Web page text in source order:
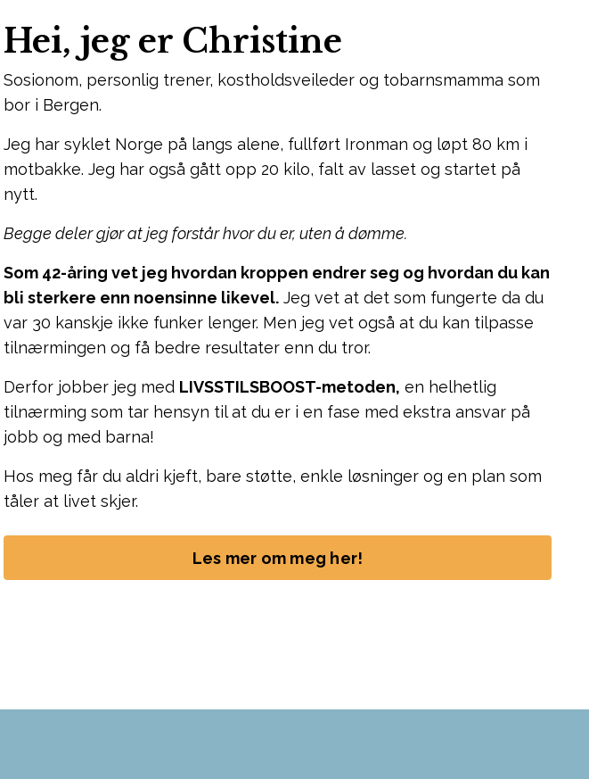
Hei, jeg er Christine
Sosionom, personlig trener, kostholdsveileder og tobarnsmamma som
bor i Bergen.
Jeg har syklet Norge på langs alene, fullført Ironman og løpt 80 km i
motbakke. Jeg har også gått opp 20 kilo, falt av lasset og startet på
nytt.
Begge deler gjør at jeg forstår hvor du er, uten å dømme.
Som 42-åring vet jeg hvordan kroppen endrer seg og hvordan du kan
bli sterkere enn noensinne likevel. Jeg vet at det som fungerte da du
var 30 kanskje ikke funker lenger. Men jeg vet også at du kan tilpasse
tilnærmingen og få bedre resultater enn du tror.
Derfor jobber jeg med LIVSSTILSBOOST-metoden, en helhetlig
tilnærming som tar hensyn til at du er i en fase med ekstra ansvar på
jobb og med barna!
Hos meg får du aldri kjeft, bare støtte, enkle løsninger og en plan som
tåler at livet skjer.
Les mer om meg her!